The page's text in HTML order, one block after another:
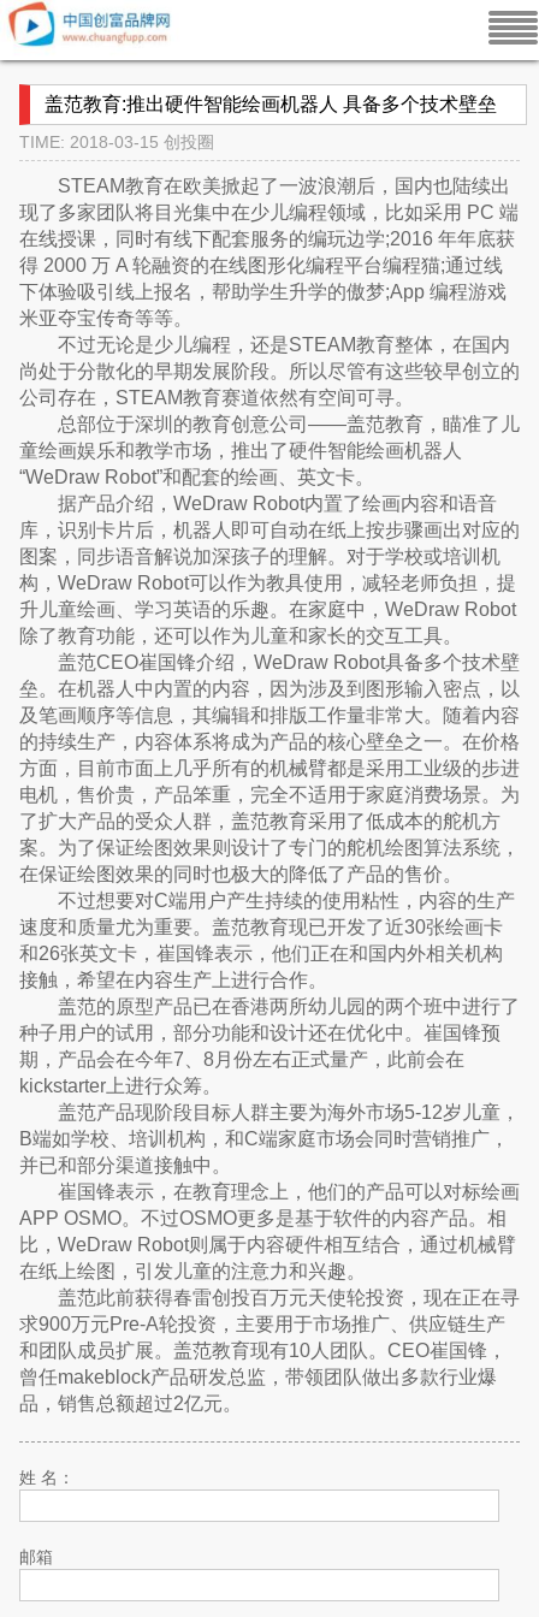
盖范教育:推出硬件智能绘画机器人 具备多个技术壁垒
TIME: 2018-03-15 创投圈
STEAM教育在欧美掀起了一波浪潮后，国内也陆续出
现了多家团队将目光集中在少儿编程领域，比如采用 PC 端
在线授课，同时有线下配套服务的编玩边学;2016 年年底获
得 2000 万 A 轮融资的在线图形化编程平台编程猫;通过线
下体验吸引线上报名，帮助学生升学的傲梦;App 编程游戏
米亚夺宝传奇等等。
不过无论是少儿编程，还是STEAM教育整体，在国内
尚处于分散化的早期发展阶段。所以尽管有这些较早创立的
公司存在，STEAM教育赛道依然有空间可寻。
总部位于深圳的教育创意公司——盖范教育，瞄准了儿
童绘画娱乐和教学市场，推出了硬件智能绘画机器人
“WeDraw Robot”和配套的绘画、英文卡。
据产品介绍，WeDraw Robot内置了绘画内容和语音
库，识别卡片后，机器人即可自动在纸上按步骤画出对应的
图案，同步语音解说加深孩子的理解。对于学校或培训机
构，WeDraw Robot可以作为教具使用，减轻老师负担，提
升儿童绘画、学习英语的乐趣。在家庭中，WeDraw Robot
除了教育功能，还可以作为儿童和家长的交互工具。
盖范CEO崔国锋介绍，WeDraw Robot具备多个技术壁
垒。在机器人中内置的内容，因为涉及到图形输入密点，以
及笔画顺序等信息，其编辑和排版工作量非常大。随着内容
的持续生产，内容体系将成为产品的核心壁垒之一。在价格
方面，目前市面上几乎所有的机械臂都是采用工业级的步进
电机，售价贵，产品笨重，完全不适用于家庭消费场景。为
了扩大产品的受众人群，盖范教育采用了低成本的舵机方
案。为了保证绘图效果则设计了专门的舵机绘图算法系统，
在保证绘图效果的同时也极大的降低了产品的售价。
不过想要对C端用户产生持续的使用粘性，内容的生产
速度和质量尤为重要。盖范教育现已开发了近30张绘画卡
和26张英文卡，崔国锋表示，他们正在和国内外相关机构
接触，希望在内容生产上进行合作。
盖范的原型产品已在香港两所幼儿园的两个班中进行了
种子用户的试用，部分功能和设计还在优化中。崔国锋预
期，产品会在今年7、8月份左右正式量产，此前会在
kickstarter上进行众筹。
盖范产品现阶段目标人群主要为海外市场5-12岁儿童，
B端如学校、培训机构，和C端家庭市场会同时营销推广，
并已和部分渠道接触中。
崔国锋表示，在教育理念上，他们的产品可以对标绘画
APP OSMO。不过OSMO更多是基于软件的内容产品。相
比，WeDraw Robot则属于内容硬件相互结合，通过机械臂
在纸上绘图，引发儿童的注意力和兴趣。
盖范此前获得春雷创投百万元天使轮投资，现在正在寻
求900万元Pre-A轮投资，主要用于市场推广、供应链生产
和团队成员扩展。盖范教育现有10人团队。CEO崔国锋，
曾任makeblock产品研发总监，带领团队做出多款行业爆
品，销售总额超过2亿元。
姓 名：
邮箱